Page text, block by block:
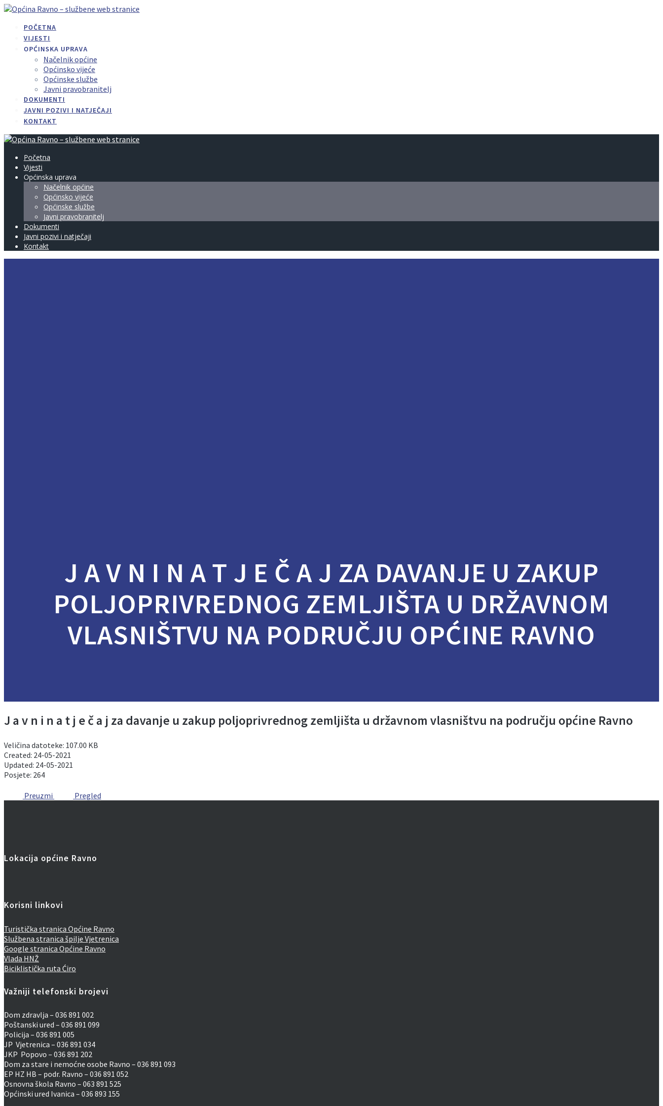
Skip
contentPOČETNA
VIJESTI
OPĆINSKA UPRAVA
Načelnik općine
Općinsko vijeće
Općinske službe
Javni pravobranitelj
DOKUMENTI
JAVNI POZIVI I NATJEČAJI
KONTAKT
Početna
Vijesti
Općinska uprava
Načelnik općine
Općinsko vijeće
Općinske službe
Javni pravobranitelj
Dokumenti
Javni pozivi i natječaji
Kontakt
J A V N I N A T J E Č A J ZA DAVANJE U ZAKUP
POLJOPRIVREDNOG ZEMLJIŠTA U DRŽAVNOM
VLASNIŠTVU NA PODRUČJU OPĆINE RAVNO
J a v n i n a t j e č a j za davanje u zakup poljoprivrednog zemljišta u državnom vlasništvu na području općine Ravno
Veličina datoteke: 107.00 KB
Created: 24-05-2021
Updated: 24-05-2021
Posjete: 264
Preuzmi Pregled
Lokacija općine Ravno
Korisni linkovi
Turistička stranica Općine Ravno
Službena stranica špilje Vjetrenica
Google stranica Općine Ravno
Vlada HNŽ
Biciklistička ruta Ćiro
Važniji telefonski brojevi
Dom zdravlja – 036 891 002
Poštanski ured – 036 891 099
Policija – 036 891 005
JP Vjetrenica – 036 891 034
JKP Popovo – 036 891 202
Dom za stare i nemoćne osobe Ravno – 036 891 093
EP HZ HB – podr. Ravno – 036 891 052
Osnovna škola Ravno – 063 891 525
Općinski ured Ivanica – 036 893 155